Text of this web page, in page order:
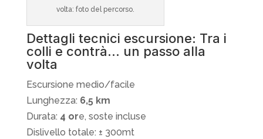
volta: foto del percorso.
Dettagli tecnici escursione: Tra i
colli e contrà… un passo alla
volta
Escursione medio/facile
Lunghezza: 6,5 km
Durata: 4 ore, soste incluse
Dislivello totale: ± 300mt